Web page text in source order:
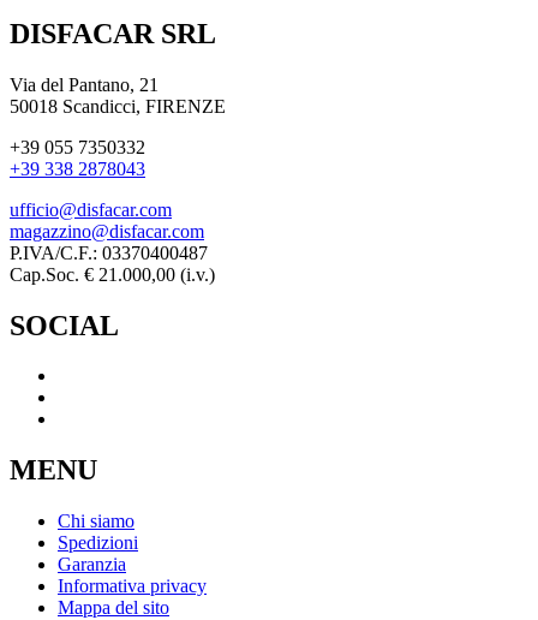
DISFACAR SRL
Via del Pantano, 21
50018 Scandicci, FIRENZE
+39 055 7350332
+39 338 2878043
ufficio@disfacar.com
magazzino@disfacar.com
P.IVA/C.F.: 03370400487
Cap.Soc. € 21.000,00 (i.v.)
SOCIAL
MENU
Chi siamo
Spedizioni
Garanzia
Informativa privacy
Mappa del sito